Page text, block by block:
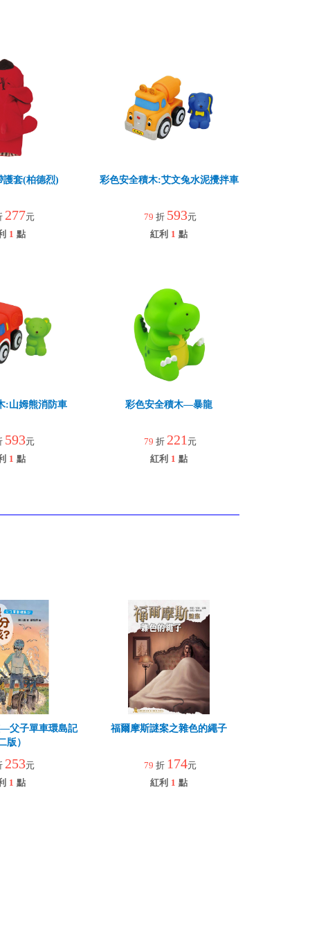
護套(柏德烈)
277元
1 點
彩色安全積木:艾文兔水泥攪拌車
79 折 593元
紅利 1 點
:山姆熊消防車
593元
1 點
彩色安全積木—暴龍
79 折 221 元
紅利 1 點
父子單車環島記
版）
253元
1 點
福爾摩斯謎案之雜色的繩子
79 折 174元
紅利 1 點